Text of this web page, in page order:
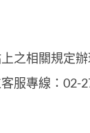
之相關規定辦
服專線：02-